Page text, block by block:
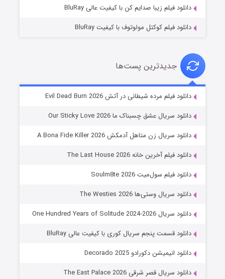
شوهر
قسمت۲ (زیرنویس) منتشر شد
دانلود فیلم زیبا صدایم کن با کیفیت عالی BluRay
دانلود فیلم کوکتل مولوتوف با کیفیت BluRay
جدیدترین پست‌ها
دانلود فیلم مرده شیطانی در آتش Evil Dead Burn 2026
دانلود سریال عشق چسبناک ما Our Sticky Love 2026
دانلود سریال زن متاهل آدمکش A Bona Fide Killer 2026
دانلود فیلم آخرین خانه The Last House 2026
دانلود فیلم سول‌میت Soulm8te 2026
دانلود سریال وستی‌ها The Westies 2026
دانلود سریال One Hundred Years of Solitude 2024-2026
دانلود قسمت پنجم سریال کوری با کیفیت عالی BluRay
دانلود انیمیشن دکورادو Decorado 2025
دانلود سریال قصر شرقی The East Palace 2026